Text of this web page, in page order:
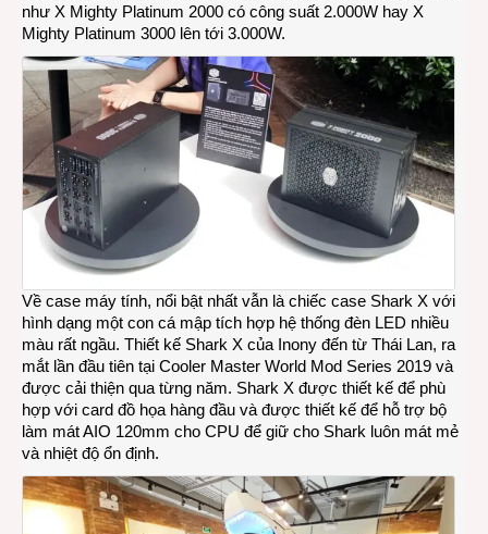
như X Mighty Platinum 2000 có công suất 2.000W hay X
Mighty Platinum 3000 lên tới 3.000W.
Về case máy tính, nổi bật nhất vẫn là chiếc case Shark X với
hình dạng một con cá mập tích hợp hệ thống đèn LED nhiều
màu rất ngầu. Thiết kế Shark X của Inony đến từ Thái Lan, ra
mắt lần đầu tiên tại Cooler Master World Mod Series 2019 và
được cải thiện qua từng năm. Shark X được thiết kế để phù
hợp với card đồ họa hàng đầu và được thiết kế để hỗ trợ bộ
làm mát AIO 120mm cho CPU để giữ cho Shark luôn mát mẻ
và nhiệt độ ổn định.